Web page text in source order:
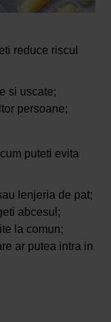
reduce riscul
si uscate;
persoane;
puteti evita
lenjeria de pat;
abcesul;
la comun;
ar putea intra in